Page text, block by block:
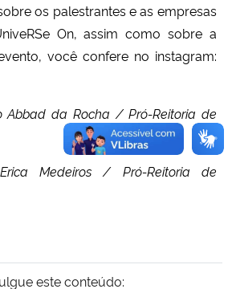
os palestrantes e as empresas
On, assim como sobre a
você confere no instagram:
Abbad da Rocha / Pró-Reitoria de
Medeiros / Pró-Reitoria de
este conteúdo: